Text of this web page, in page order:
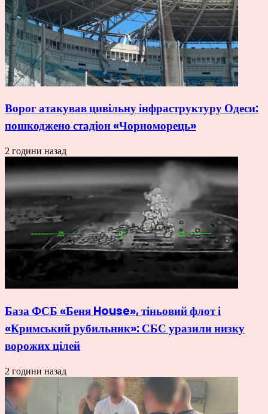
Ворог атакував цивільну інфраструктуру Одеси:
пошкоджено стадіон «Чорноморець»
2 години назад
База ФСБ «Беня House», тіньовий флот і
«Кримський рубильник»: СБС уразили низку
ворожих цілей
2 години назад